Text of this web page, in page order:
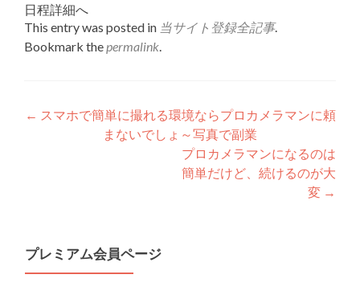
日程詳細へ
This entry was posted in 当サイト登録全記事.
Bookmark thepermalink.
Post
navigation
← スマホで簡単に撮れる環境ならプロカメラマンに頼
まないでしょ～写真で副業
プロカメラマンになるのは
簡単だけど、続けるのが大
変 →
プレミアム会員ページ